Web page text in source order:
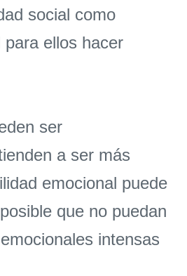
social como
ellos hacer
ser
a ser más
emocional puede
que no puedan
intensas